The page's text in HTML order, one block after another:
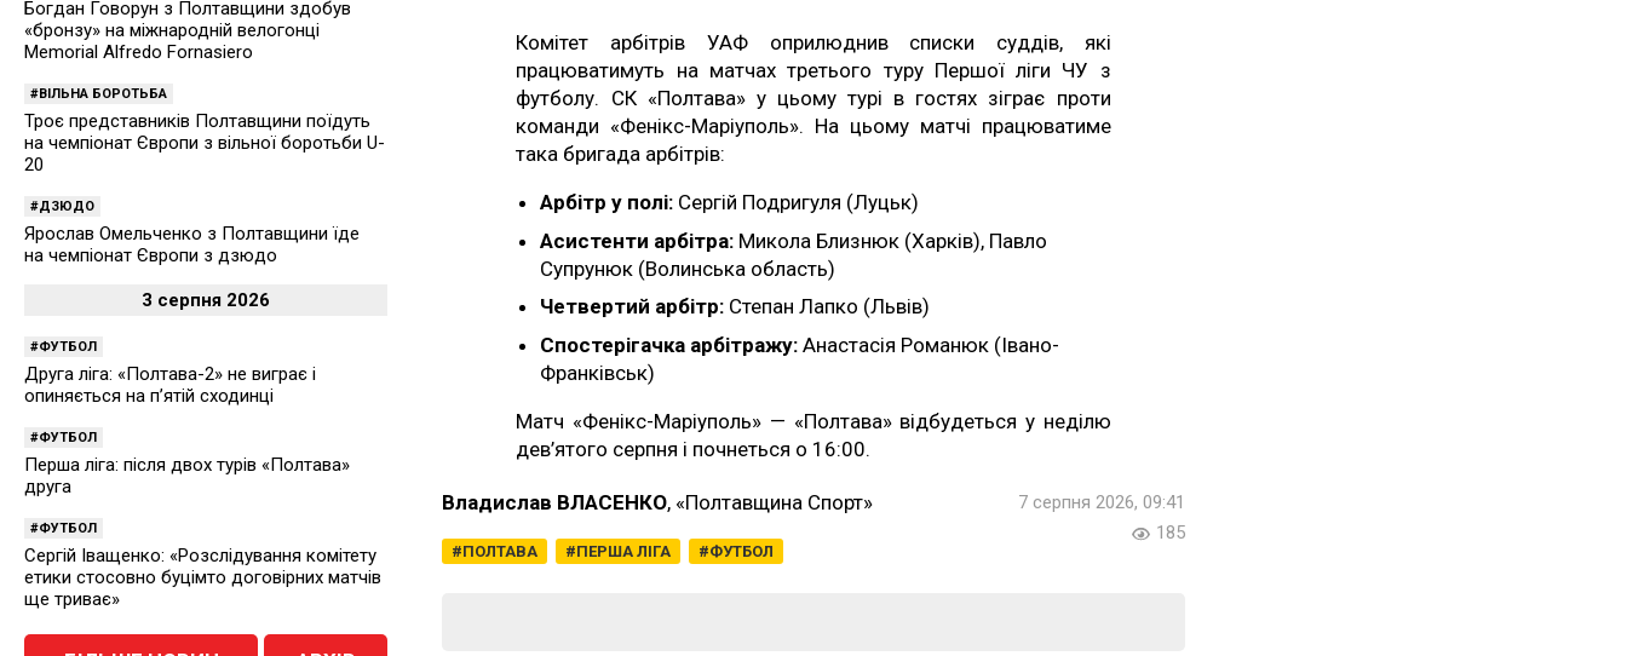
Комітет арбітрів УАФ оприлюднив списки суддів, які
працюватимуть на матчах третього туру Першої ліги ЧУ з
футболу. СК «Полтава» у цьому турі в гостях зіграє проти
команди «Фенікс-Маріуполь». На цьому матчі працюватиме
така бригада арбітрів:
Арбітр у полі: Сергій Подригуля (Луцьк)
Асистенти арбітра: Микола Близнюк (Харків), Павло
Супрунюк (Волинська область)
Четвертий арбітр: Степан Лапко (Львів)
Спостерігачка арбітражу:Анастасія Романюк (Івано-
Франківськ)
Матч «Фенікс-Маріуполь» — «Полтава» відбудеться у неділю
дев’ятого серпня і почнеться о 16:00.
Владислав ВЛАСЕНКО, «Полтавщина Спорт»
ПОЛТАВА ПЕРША ЛІГА ФУТБОЛ
7 серпня 2026, 09:41
185
Богдан Говорун з Полтавщини здобув
«бронзу» на міжнародній велогонці
Memorial Alfredo Fornasiero
ВІЛЬНА БОРОТЬБА
Троє представників Полтавщини поїдуть
на чемпіонат Європи з вільної боротьби U-
20
ДЗЮДО
Ярослав Омельченко з Полтавщини їде
на чемпіонат Європи з дзюдо
3 серпня 2026
ФУТБОЛ
Друга ліга: «Полтава-2» не виграє і
опиняється на п’ятій сходинці
ФУТБОЛ
Перша ліга: після двох турів «Полтава»
друга
ФУТБОЛ
Сергій Іващенко: «Розслідування комітету
етики стосовно буцімто договірних матчів
ще триває»